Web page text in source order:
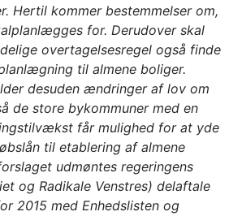
Hertil kommer bestemmelser om,
for. Derudover skal
overtagelsesregel også finde
til almene boliger.
desuden ændringer af lov om
de store bykommuner med en
får mulighed for at yde
til etablering af almene
udmøntes regeringens
og Radikale Venstres) delaftale
2015 med Enhedslisten og